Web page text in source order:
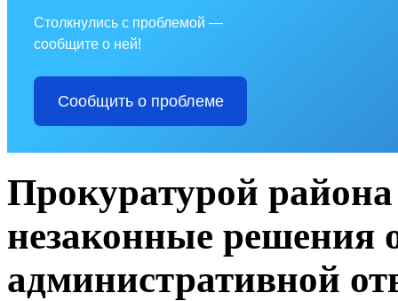
Столкнулись с проблемой —
сообщите о ней!
Сообщить о проблеме
Прокуратурой
незаконные решения
административной